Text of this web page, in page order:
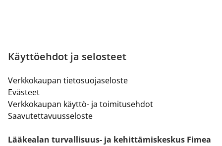
Käyttöehdot ja selosteet
Verkkokaupan tietosuojaseloste
Evästeet
Verkkokaupan käyttö- ja toimitusehdot
Saavutettavuusseloste
Lääkealan turvallisuus- ja kehittämiskeskus Fimea